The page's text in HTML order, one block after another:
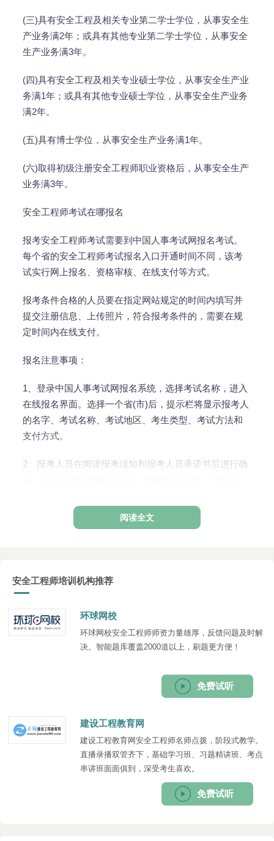
(三)具有安全工程及相关专业第二学士学位，从事安全生
产业务满2年；或具有其他专业第二学士学位，从事安全
生产业务满3年。
(四)具有安全工程及相关专业硕士学位，从事安全生产业
务满1年；或具有其他专业硕士学位，从事安全生产业务
满2年。
(五)具有博士学位，从事安全生产业务满1年。
(六)取得初级注册安全工程师职业资格后，从事安全生产
业务满3年。
安全工程师考试在哪报名
报考安全工程师考试需要到中国人事考试网报名考试。
每个省的安全工程师考试报名入口开通时间不同，该考
试实行网上报名、资格审核、在线支付等方式。
报考条件合格的人员要在指定网站规定的时间内填写并
提交注册信息、上传照片，符合报考条件的，需要在规
定时间内在线支付。
报名注意事项：
1、登录中国人事考试网报名系统，选择考试名称，进入
在线报名界面。选择一个省(市)后，提示栏将显示报考人
的名字、考试名称、考试地区、考生类型、考试方法和
支付方式。
2、报考人员在阅读报考须知和报考人员承诺书后进行确
阅读全文
安全工程师培训机构推荐
环球网校
环球网校安全工程师师资力量雄厚，反馈问题及时解
决。智能题库覆盖2000道以上，刷题更方便！
免费试听
建设工程教育网
建设工程教育网安全工程师名师点拨，阶段式教学。
直播录播双管齐下，基础学习班、习题精讲班、考点
串讲班面面俱到，深受考生喜欢。
免费试听